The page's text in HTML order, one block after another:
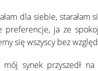
dla siebie,
preferencje, ja ze
się wszyscy bez
synek przyszedł